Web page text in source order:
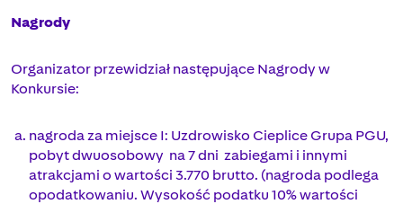
Nagrody
Organizator przewidział następujące Nagrody w
Konkursie:
nagroda za miejsce I: Uzdrowisko Cieplice Grupa PGU,
pobyt dwuosobowy na 7 dni zabiegami i innymi
atrakcjami o wartości 3.770 brutto. (nagroda podlega
opodatkowaniu. Wysokość podatku 10% wartości